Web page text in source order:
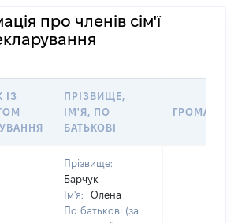
про членів сім'ї
ІЗ
ПРІЗВИЩЕ,
ІМ'Я, ПО
БАТЬКОВІ
Прізвище:
Барчук
Ім'я:
Олена
По батькові (за